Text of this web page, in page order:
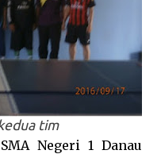
tim
Negeri 1 Danau